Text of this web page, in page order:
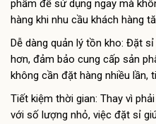
phẩm để sử dụng ngay mà
hàng khi nhu cầu khách hàng
Dễ dàng quản lý tồn kho: Đặt
hơn, đảm bảo cung cấp sản
không cần đặt hàng nhiều lần,
Tiết kiệm thời gian: Thay vì
với số lượng nhỏ, việc đặt sỉ